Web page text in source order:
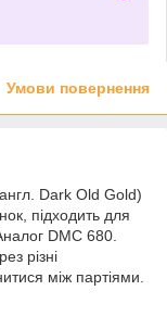
Умови повернення
Dark Old Gold)
підходить для
DMC 680.
різні
між партіями.